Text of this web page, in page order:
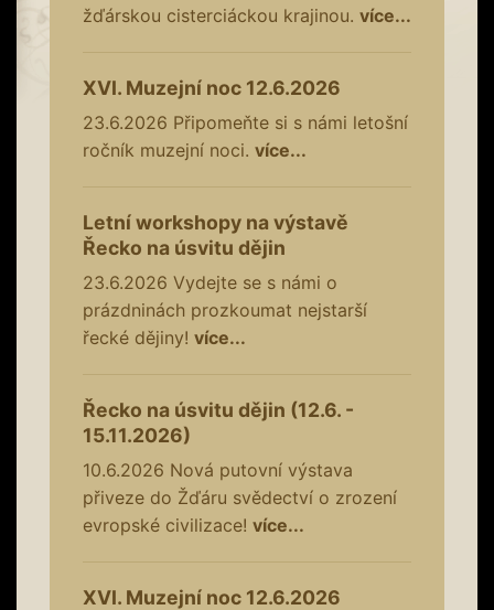
žďárskou cisterciáckou krajinou. více...
XVI. Muzejní noc 12.6.2026
23.6.2026 Připomeňte si s námi letošní
ročník muzejní noci. více...
Letní workshopy na výstavě
Řecko na úsvitu dějin
23.6.2026 Vydejte se s námi o
prázdninách prozkoumat nejstarší
řecké dějiny! více...
Řecko na úsvitu dějin (12.6. -
15.11.2026)
10.6.2026 Nová putovní výstava
přiveze do Žďáru svědectví o zrození
evropské civilizace! více...
XVI. Muzejní noc 12.6.2026